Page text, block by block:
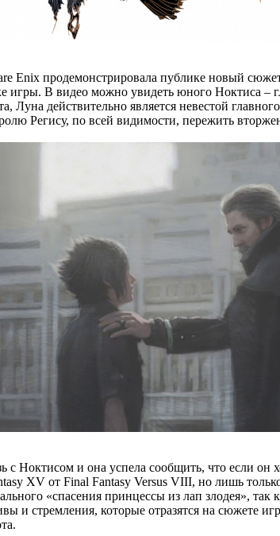
Enix продемонстрировала публике новый
игры. В видео можно увидеть юного Ноктиса –
действительно является невестой
Регису, по всей видимости, пережить
Ноктисом и она успела сообщить, что если он
XV от Final Fantasy Versus VIII, но лишь
«спасения принцессы из лап злодея»,
и стремления, которые отразятся на